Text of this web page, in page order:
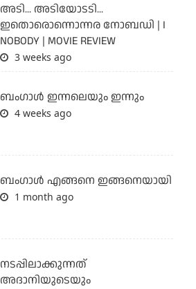
അടി... അടിയോടടി...
ഇതൊരൊന്നൊന്നര നോബഡി | I
NOBODY | MOVIE REVIEW
3 weeks ago
ബംഗാള്‍ ഇന്നലെയും ഇന്നും
4 weeks ago
ബം​ഗാൾ എങ്ങനെ ഇങ്ങനെയായി
1 month ago
നടപ്പിലാക്കുന്നത്
അദാനിയുടെയും